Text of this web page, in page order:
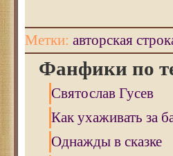
Метки: авторская
Фанфики по
Святослав Гусев
Как ухаживать за
Однажды в сказке